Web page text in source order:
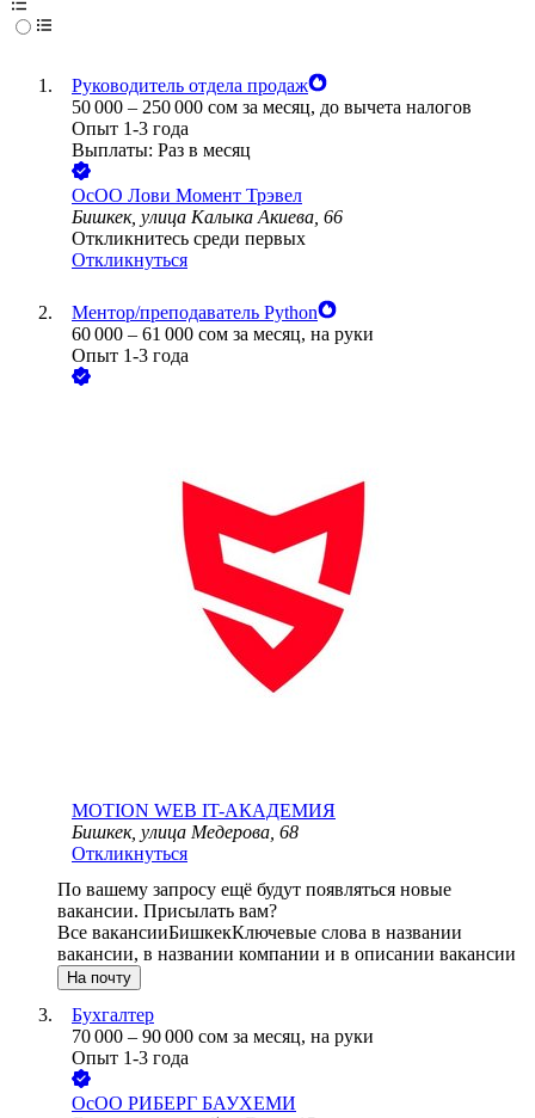
Руководитель отдела продаж
50 000 – 250 000 сом за месяц, до вычета налогов
Опыт 1-3 года
Выплаты: Раз в месяц
ОсОО Лови Момент Трэвел
Бишкек, улица Калыка Акиева, 66
Откликнитесь среди первых
Откликнуться
Ментор/преподаватель Python
60 000 – 61 000 сом за месяц, на руки
Опыт 1-3 года
MOTION WEB IT-АКАДЕМИЯ
Бишкек, улица Медерова, 68
Откликнуться
По вашему запросу ещё будут появляться новые
вакансии. Присылать вам?
Все вакансииБишкекКлючевые слова в названии
вакансии, в названии компании и в описании вакансии
На почту
Бухгалтер
70 000 – 90 000 сом за месяц, на руки
Опыт 1-3 года
ОсОО РИБЕРГ БАУХЕМИ